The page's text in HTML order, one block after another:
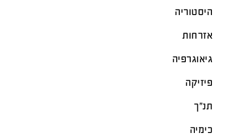
היסטוריה
אזרחות
גיאוגרפיה
פיזיקה
תנ"ך
כימיה